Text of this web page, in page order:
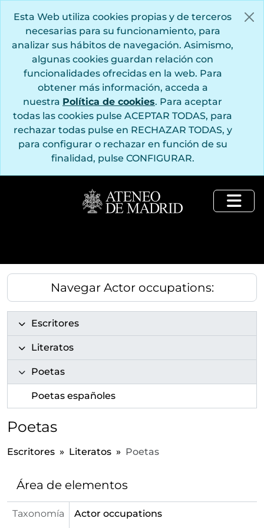
Esta Web utiliza cookies propias y de terceros
necesarias para su funcionamiento, para
analizar sus hábitos de navegación. Asimismo,
algunas cookies guardan relación con
funcionalidades ofrecidas en la web. Para
obtener más información, acceda a
nuestra Política de cookies. Para aceptar
todas las cookies pulse ACEPTAR TODAS, para
rechazar todas pulse en RECHAZAR TODAS, y
para configurar o rechazar en función de su
finalidad, pulse CONFIGURAR.
Navegar Actor occupations:
Escritores
Literatos
Poetas
Poetas españoles
Poetas
Escritores Literatos Poetas
Área de elementos
Taxonomía Actor occupations